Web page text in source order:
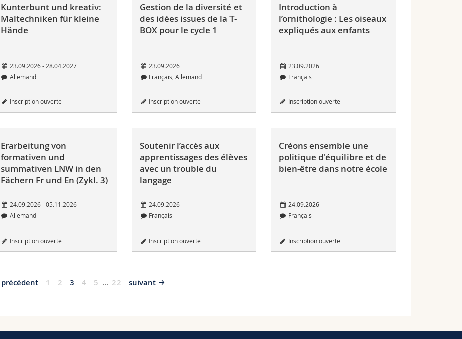
Kunterbunt und kreativ:
Maltechniken für kleine
Hände
23.09.2026 - 28.04.2027
Allemand
Inscription ouverte
Gestion de la diversité et
des idées issues de la T-
BOX pour le cycle 1
23.09.2026
Français, Allemand
Inscription ouverte
Introduction à
l’ornithologie : Les oiseaux
expliqués aux enfants
23.09.2026
Français
Inscription ouverte
Erarbeitung von
formativen und
summativen LNW in den
Fächern Fr und En (Zykl. 3)
24.09.2026 - 05.11.2026
Allemand
Inscription ouverte
Soutenir l’accès aux
apprentissages des élèves
avec un trouble du
langage
24.09.2026
Français
Inscription ouverte
Créons ensemble une
politique d'équilibre et de
bien-être dans notre école
24.09.2026
Français
Inscription ouverte
précédent 1 2 3 4 5 ... 22 suivant